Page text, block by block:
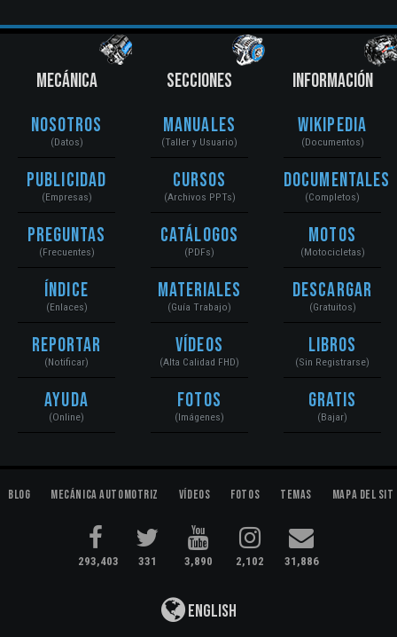
MECÁNICA
Nosotros
(Datos)
Publicidad
(Empresas)
Preguntas
(Frecuentes)
Índice
(Enlaces)
Reportar
(Notificar)
Ayuda
(Online)
SECCIONES
Manuales
(Taller y Usuario)
Cursos
(Archivos PPTs)
Catálogos
(PDFs)
Materiales
(Guía Trabajo)
Vídeos
(Alta Calidad FHD)
Fotos
(Imágenes)
INFORMACIÓN
Wikipedia
(Documentos)
Documentales
(Completos)
Motos
(Motocicletas)
Descargar
(Gratuitos)
Libros
(Sin Registrarse)
Gratis
(Bajar)
Blog Mecánica Automotriz Vídeos Fotos Temas Mapa del
293,403 331 3,890 2,102 31,886
English